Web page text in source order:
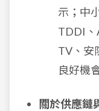
示；中
TDDI、
TV、安
良好機
關於供應鏈